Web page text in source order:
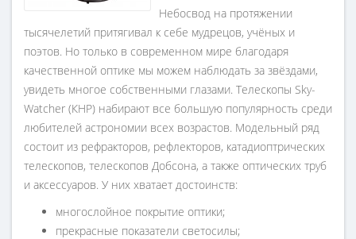
Небосвод на протяжении
тысячелетий притягивал к себе мудрецов, учёных и
поэтов. Но только в современном мире благодаря
качественной оптике мы можем наблюдать за звёздами,
увидеть многое собственными глазами. Телескопы Sky-
Watcher (КНР) набирают все большую популярность среди
любителей астрономии всех возрастов. Модельный ряд
состоит из рефракторов, рефлекторов, катадиоптрических
телескопов, телескопов Добсона, а также оптических труб
и аксессуаров. У них хватает достоинств:
многослойное покрытие оптики;
прекрасные показатели светосилы;